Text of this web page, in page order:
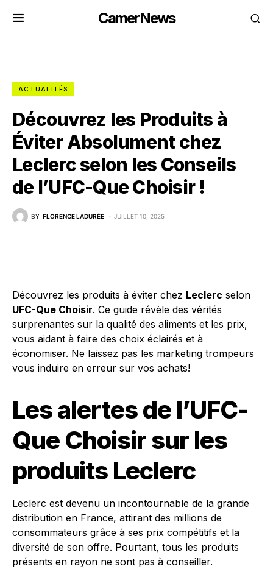
CamerNews
ACTUALITÉS
Découvrez les Produits à
Éviter Absolument chez
Leclerc selon les Conseils
de l’UFC-Que Choisir !
BY FLORENCE LADURÉE JUILLET 10, 2025
Découvrez les produits à éviter chez Leclerc selon
UFC-Que Choisir. Ce guide révèle des vérités
surprenantes sur la qualité des aliments et les prix,
vous aidant à faire des choix éclairés et à
économiser. Ne laissez pas les marketing trompeurs
vous induire en erreur sur vos achats!
Les alertes de l’UFC-
Que Choisir sur les
produits Leclerc
Leclerc est devenu un incontournable de la grande
distribution en France, attirant des millions de
consommateurs grâce à ses prix compétitifs et la
diversité de son offre. Pourtant, tous les produits
présents en rayon ne sont pas à conseiller.